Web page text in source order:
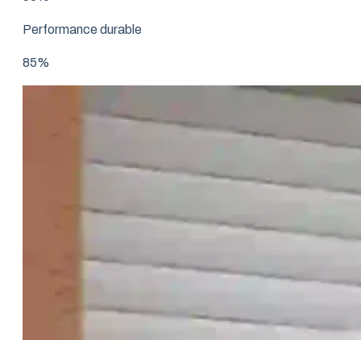
Performance durable
85%